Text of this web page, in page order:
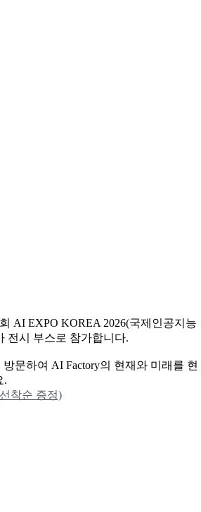
AI EXPO KOREA 2026(국제인공지능
전시 부스로 참가합니다.
문하여 AI Factory의 현재와 미래를 현
.
착순 증정)